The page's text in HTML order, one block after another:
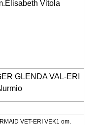
Vitola
GLENDA VAL-ERI
VET-ERI VEK1 om.